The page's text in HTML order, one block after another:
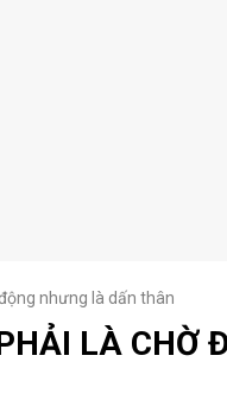
nhưng là dấn thân
LÀ CHỜ